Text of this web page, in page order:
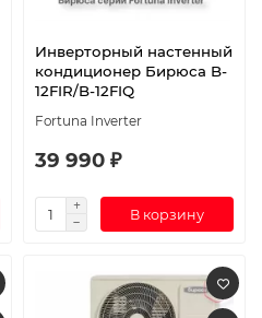
Инверторный настенный
кондиционер Бирюса B-
12FIR/B-12FIQ
Fortuna Inverter
39 990 ₽
В корзину